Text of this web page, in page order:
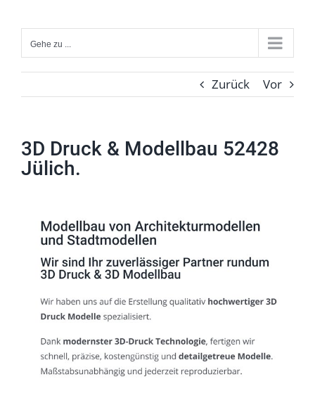
Inhalt
springenGehe zu ...
Zurück Vor
3D Druck & Modellbau 52428
Jülich.